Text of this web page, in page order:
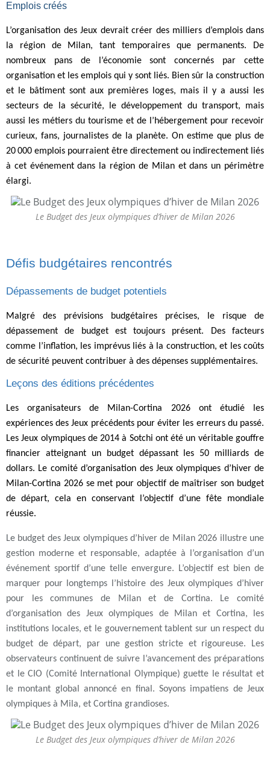
Emplois créés
L’organisation des Jeux devrait créer des milliers d’emplois dans
la région de Milan, tant temporaires que permanents. De
nombreux pans de l’économie sont concernés par cette
organisation et les emplois qui y sont liés. Bien sûr la construction
et le bâtiment sont aux premières loges, mais il y a aussi les
secteurs de la sécurité, le développement du transport, mais
aussi les métiers du tourisme et de l’hébergement pour recevoir
curieux, fans, journalistes de la planète. On estime que plus de
20 000 emplois pourraient être directement ou indirectement liés
à cet événement dans la région de Milan et dans un périmètre
élargi.
Le Budget des Jeux olympiques d’hiver de Milan 2026
Défis budgétaires rencontrés
Dépassements de budget potentiels
Malgré des prévisions budgétaires précises, le risque de
dépassement de budget est toujours présent. Des facteurs
comme l’inflation, les imprévus liés à la construction, et les coûts
de sécurité peuvent contribuer à des dépenses supplémentaires.
Leçons des éditions précédentes
Les organisateurs de Milan-Cortina 2026 ont étudié les
expériences des Jeux précédents pour éviter les erreurs du passé.
Les Jeux olympiques de 2014 à Sotchi ont été un véritable gouffre
financier atteignant un budget dépassant les 50 milliards de
dollars. Le comité d’organisation des Jeux olympiques d’hiver de
Milan-Cortina 2026 se met pour objectif de maîtriser son budget
de départ, cela en conservant l’objectif d’une fête mondiale
réussie.
Le budget des Jeux olympiques d’hiver de Milan 2026 illustre une
gestion moderne et responsable, adaptée à l’organisation d’un
événement sportif d’une telle envergure. L’objectif est bien de
marquer pour longtemps l’histoire des Jeux olympiques d’hiver
pour les communes de Milan et de Cortina. Le comité
d’organisation des Jeux olympiques de Milan et Cortina, les
institutions locales, et le gouvernement tablent sur un respect du
budget de départ, par une gestion stricte et rigoureuse. Les
observateurs continuent de suivre l’avancement des préparations
et le CIO (Comité International Olympique) guette le résultat et
le montant global annoncé en final. Soyons impatiens de Jeux
olympiques à Mila, et Cortina grandioses.
Le Budget des Jeux olympiques d’hiver de Milan 2026